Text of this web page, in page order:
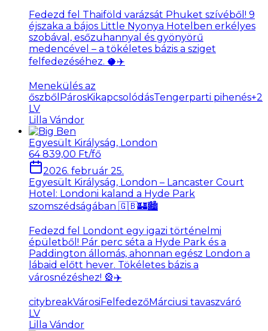
Fedezd fel Thaiföld varázsát Phuket szívéből! 9
éjszaka a bájos Little Nyonya Hotelben erkélyes
szobával, esőzuhannyal és gyönyörű
medencével – a tökéletes bázis a sziget
felfedezéséhez. 🥥✈️
Menekülés az
őszből PárosKikapcsolódásTengerparti pihenés+2
LV
Lilla Vándor
Egyesült Királyság, London
64 839,00 Ft/fő
2026. február 25.
Egyesült Királyság, London – Lancaster Court
Hotel: Londoni kaland a Hyde Park
szomszédságában 🇬🇧🏰🏙️
Fedezd fel Londont egy igazi történelmi
épületből! Pár perc séta a Hyde Park és a
Paddington állomás, ahonnan egész London a
lábaid előtt hever. Tökéletes bázis a
városnézéshez! 🎡✈️
citybreakVárosiFelfedezőMárciusi tavaszváró
LV
Lilla Vándor